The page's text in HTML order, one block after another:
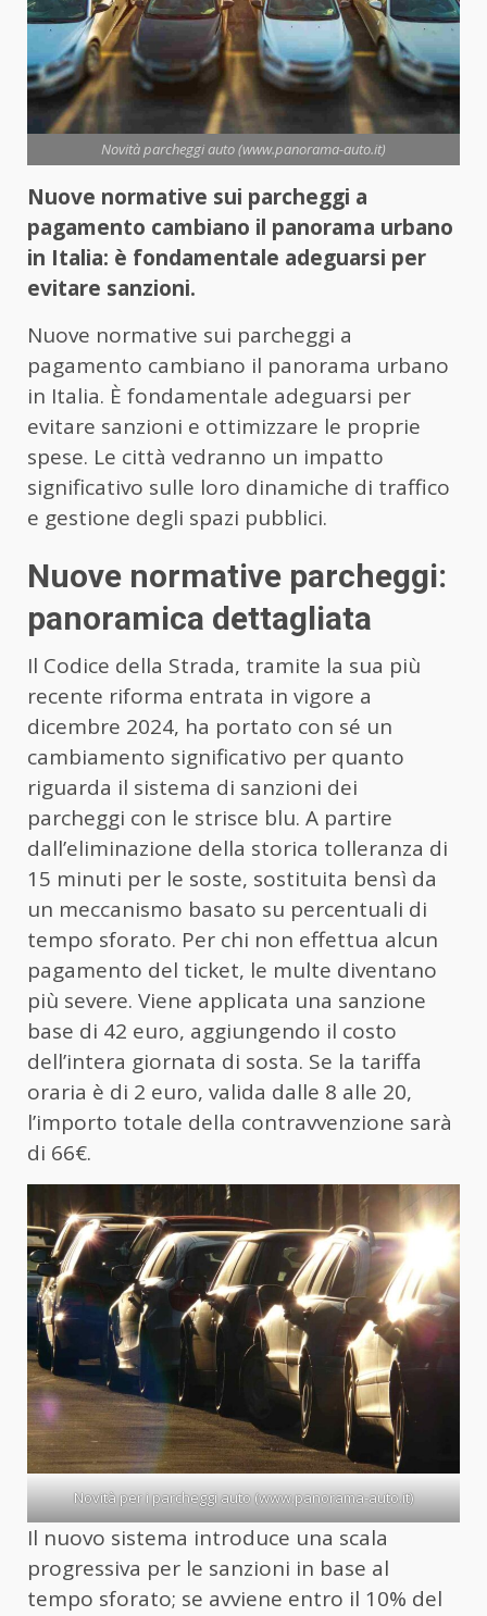
Novità parcheggi auto (www.panorama-auto.it)
Nuove normative sui parcheggi a
pagamento cambiano il panorama urbano
in Italia: è fondamentale adeguarsi per
evitare sanzioni.
Nuove normative sui parcheggi a
pagamento cambiano il panorama urbano
in Italia. È fondamentale adeguarsi per
evitare sanzioni e ottimizzare le proprie
spese. Le città vedranno un impatto
significativo sulle loro dinamiche di traffico
e gestione degli spazi pubblici.
Nuove normative parcheggi:
panoramica dettagliata
Il Codice della Strada, tramite la sua più
recente riforma entrata in vigore a
dicembre 2024, ha portato con sé un
cambiamento significativo per quanto
riguarda il sistema di sanzioni dei
parcheggi con le strisce blu. A partire
dall’eliminazione della storica tolleranza di
15 minuti per le soste, sostituita bensì da
un meccanismo basato su percentuali di
tempo sforato. Per chi non effettua alcun
pagamento del ticket, le multe diventano
più severe. Viene applicata una sanzione
base di 42 euro, aggiungendo il costo
dell’intera giornata di sosta. Se la tariffa
oraria è di 2 euro, valida dalle 8 alle 20,
l’importo totale della contravvenzione sarà
di 66€.
Novità per i parcheggi auto (www.panorama-auto.it)
Il nuovo sistema introduce una scala
progressiva per le sanzioni in base al
tempo sforato; se avviene entro il 10% del